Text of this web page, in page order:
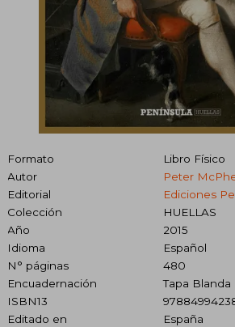
Formato
Libro Físico
Autor
Peter
Editorial
Ediciones
Colección
HUELLAS
Año
2015
Idioma
Español
N° páginas
480
Encuadernación
Tapa Blanda
ISBN13
Editado en
España